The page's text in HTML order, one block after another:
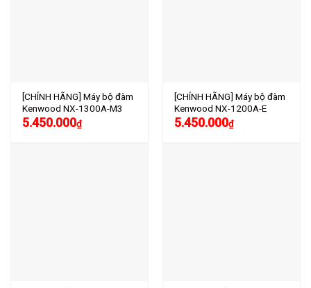
[CHÍNH HÃNG] Máy bộ đàm
Kenwood NX-1300A-M3
5.450.000₫
[CHÍNH HÃNG] Máy bộ đàm
Kenwood NX-1200A-E
5.450.000₫